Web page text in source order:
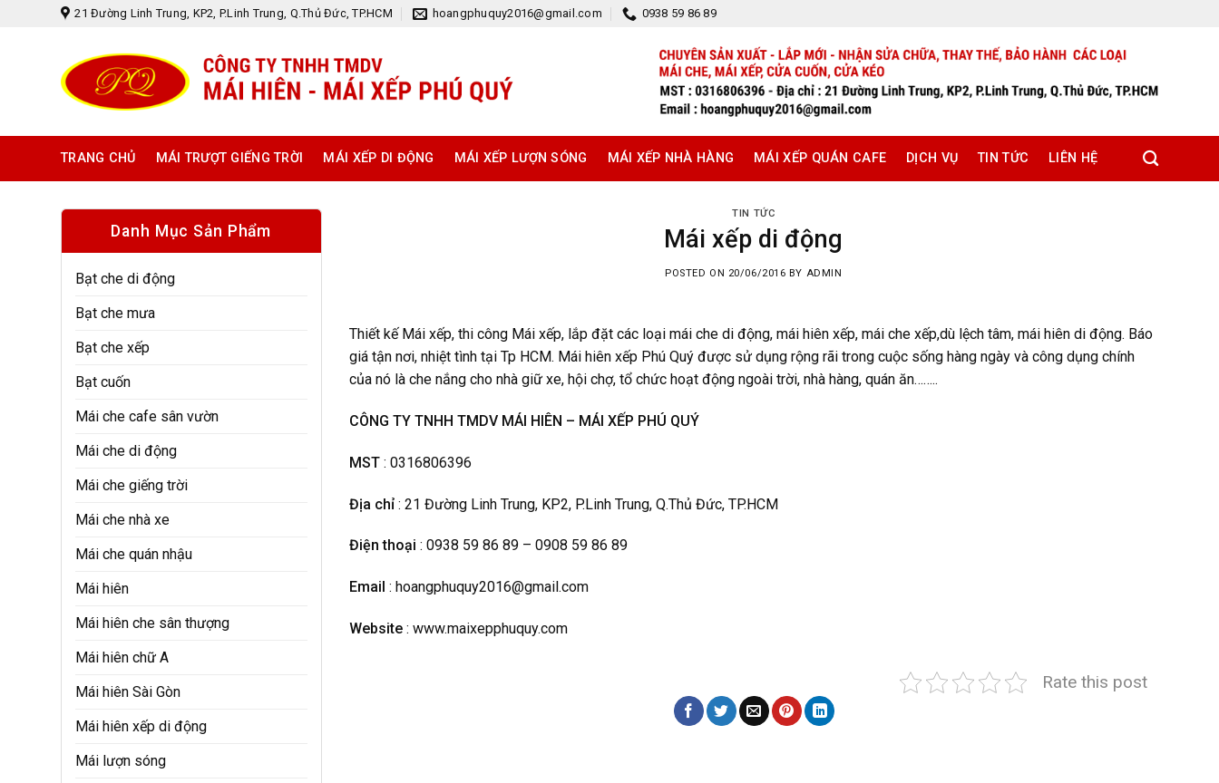
21 Đường Linh Trung, KP2, P.Linh Trung, Q.Thủ Đức, TP.HCM hoangphuquy2016@gmail.com 0938 59 86 89
TRANG CHỦ MÁI TRƯỢT GIẾNG TRỜI MÁI XẾP DI ĐỘNG MÁI XẾP LƯỢN SÓNG MÁI XẾP NHÀ HÀNG MÁI XẾP QUÁN CAFE DỊCH VỤ TIN TỨC LIÊN HỆ
Danh Mục Sản Phẩm
Bạt che di động
Bạt che mưa
Bạt che xếp
Bạt cuốn
Mái che cafe sân vườn
Mái che di động
Mái che giếng trời
Mái che nhà xe
Mái che quán nhậu
Mái hiên
Mái hiên che sân thượng
Mái hiên chữ A
Mái hiên Sài Gòn
Mái hiên xếp di động
Mái lượn sóng
TIN TỨC
Mái xếp di động
POSTED ON 20/06/2016 BY ADMIN
Thiết kế Mái xếp, thi công Mái xếp, lắp đặt các loại mái che di động, mái hiên xếp, mái che xếp,dù lệch tâm, mái hiên di động. Báo
giá tận nơi, nhiệt tình tại Tp HCM. Mái hiên xếp Phú Quý được sử dụng rộng rãi trong cuộc sống hàng ngày và công dụng chính
của nó là che nắng cho nhà giữ xe, hội chợ, tổ chức hoạt động ngoài trời, nhà hàng, quán ăn……..
CÔNG TY TNHH TMDV MÁI HIÊN – MÁI XẾP PHÚ QUÝ
MST: 0316806396
Địa chỉ: 21 Đường Linh Trung, KP2, P.Linh Trung, Q.Thủ Đức, TP.HCM
Điện thoại : 0938 59 86 89 – 0908 59 86 89
Email : hoangphuquy2016@gmail.com
Website: www.maixepphuquy.com
Rate this post